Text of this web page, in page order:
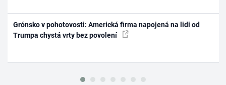
Grónsko v pohotovosti: Americká firma napojená na lidi od
Trumpa chystá vrty bez povolení